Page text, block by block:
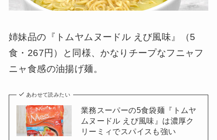
姉妹品の『トムヤムヌードル えび風味』（5
食・267円）と同様、かなりチープなフニャフ
ニャ食感の油揚げ麺。
あわせて読みたい
業務スーパーの5食袋麺『トムヤ
ムヌードル えび風味』は濃厚ク
リーミィでスパイスも強い